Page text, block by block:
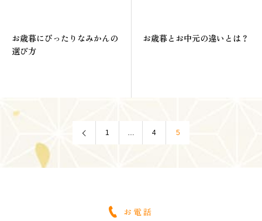
お歳暮にぴったりなみかんの
選び方
お歳暮とお中元の違いとは？
1 … 4 5
お電話